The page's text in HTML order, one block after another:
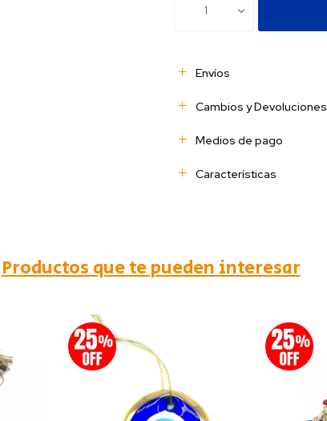
1
Envíos
Cambios y Devoluciones
Medios de pago
Características
Productos que te pueden interesar